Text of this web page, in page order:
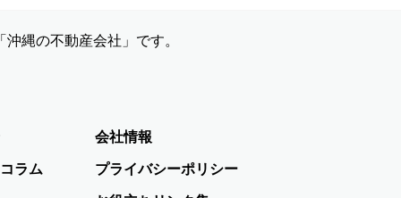
縄の不動産会社」です。
ラム
会社情報
プライバシーポリシー